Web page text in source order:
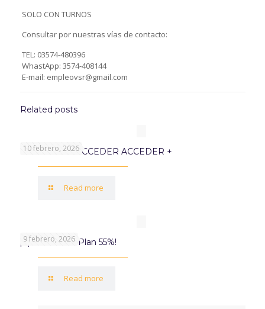
SOLO CON TURNOS
Consultar por nuestras vías de contacto:
TEL: 03574-480396
WhastApp: 3574-408144
E-mail: empleovsr@gmail.com
Related posts
10 febrero, 2026
PROGRAMA ACCEDER ACCEDER +
Read more
9 febrero, 2026
¡Aprovechá el Plan 55%!
Read more